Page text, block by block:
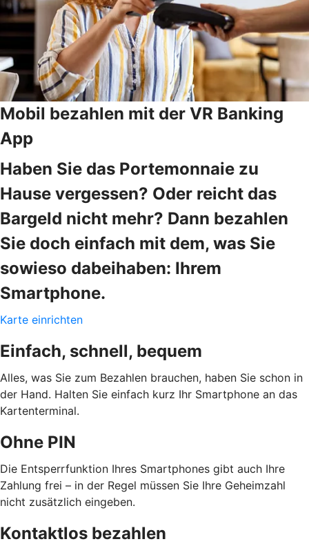
Mobil bezahlen mit der VR Banking
App
Haben Sie das Portemonnaie zu
Hause vergessen? Oder reicht das
Bargeld nicht mehr? Dann bezahlen
Sie doch einfach mit dem, was Sie
sowieso dabeihaben: Ihrem
Smartphone.
Karte einrichten
Einfach, schnell, bequem
Alles, was Sie zum Bezahlen brauchen, haben Sie schon in
der Hand. Halten Sie einfach kurz Ihr Smartphone an das
Kartenterminal.
Ohne PIN
Die Entsperrfunktion Ihres Smartphones gibt auch Ihre
Zahlung frei – in der Regel müssen Sie Ihre Geheimzahl
nicht zusätzlich eingeben.
Kontaktlos bezahlen